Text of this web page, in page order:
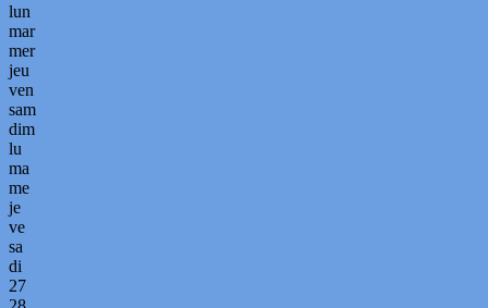
lun
mar
mer
jeu
ven
sam
dim
lu
ma
me
je
ve
sa
di
27